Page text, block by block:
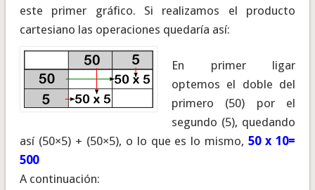
este primer gráfico. Si realizamos el producto
cartesiano las operaciones quedaría así:
En primer ligar
optemos el doble del
primero (50) por el
segundo (5), quedando
así (50×5) + (50×5), o lo que es lo mismo,50 x 10=
500
A continuación: